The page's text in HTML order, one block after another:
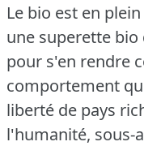
Le bio est en
une superette bio
pour s'en rendre
comportement
liberté de pays
l'humanité, sous-